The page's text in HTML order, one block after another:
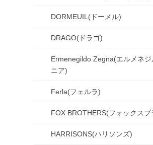
DORMEUIL(ドーメル)
DRAGO(ドラゴ)
Ermenegildo Zegna(エルメネ
ニア)
Ferla(フェルラ)
FOX BROTHERS(フォックスブ
HARRISONS(ハリソンズ)